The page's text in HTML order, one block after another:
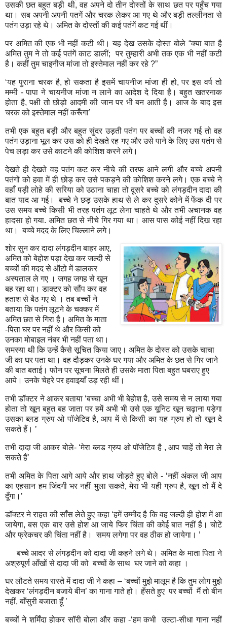
उसकी छत बहुत बड़ी थी,वह अपने दो तीन दोस्तों के साथ छत पर पहुँच गया
था। सब अपनी अपनी पतगें और चरक लेकर आ गए थे और बड़ी तल्लीनता से
पतंग उड़ा रहे थे। अमित के दोस्तों की कई पतंगें कट गई थीं।
पर अमित की एक भी नहीं कटी थी। यह देख उसके दोस्त बोले “क्या बात है
अमित तुम ने तो कई पतंगें काट डालीं;
पर तुम्हारी अभी तक एक भी नहीं कटी
है। कहीं तुम चाइनीज मांजा तो इस्तेमाल नहीं कर रहे ?”
‘यह पुराना चरक है,हो सकता है इसमें चायनीज मांजा ही हो,पर इस वर्ष तो
मम्मी - पापा ने चायनीज मांजा न लाने का आदेश दे दिया है। बहुत खतरनाक
होता है,पक्षी तो छोड़ो आदमी की जान पर भी बन आती है। आज के बाद इस
चरक को इस्तेमाल नहीं करूँगा’
तभी एक बहुत बड़ी और बहुत सुंदर उड़ती पतंग पर बच्चों की नजर गई तो वह
पतंग उड़ाना भूल कर उस को ही देखते रह गए और उसे पाने के लिए उस पतंग से
पेच लड़ा कर उसे काटने की कोशिश करने लगे।
देखते ही देखते वह पतंग कट कर नीचे की तरफ आने लगी और बच्चे अपनी
पतंगों को हवा में ही छोड़ कर उसे पकड़ने की कोशिश करने लगे। एक बच्चे ने
वहाँ पड़ी लोहे की सरिया को उठाना चाहा तो दूसरे बच्चे को लंगड़दीन दादा की
बात याद आ गई।
बच्चे ने छड़ उसके हाथ से ले कर दूसरे कोने में फेंक दी पर
उस समय बच्चे किसी भी तरह पतंग लूट लेना चाहते थे और तभी अचानक वह
हादसा हो गया. अमित छत से नीचे गिर गया था। आस पास कोई नहीं दिख रहा
था।
बच्चे मदद के लिए चिल्लाने लगे।
शोर सुन कर दादा लंगड़दीन बाहर आए,
अमित को बेहोश पड़ा देख कर जल्दी से
बच्चों की मदद से ऑटो में डालकर
अस्पताल ले गए । जगह जगह से खून
बह रहा था। डाक्टर को सौंप कर वह
हताश से बैठ गए थे । तब बच्चों ने
बताया कि पतंग लूटने के चक्कर में
अमित छत से गिरा है। अमित के माता
-पिता घर पर नहीं थे और किसी को
उनका मोबाइल नंबर भी नहीं पता था।
समस्या थी कि उन्हें कैसे सूचित किया जाए। अमित के दोस्त को उसके चाचा
जी का घर पता था। वह दौड़कर उनके घर गया और अमित के छत से गिर जाने
की बात बताई। फोन पर सूचना मिलते ही उसके माता पिता बहुत घबराए हुए
आये। उनके चेहरे पर हवाइयाँ उड़ रही थीं।
तभी डॉक्टर ने आकर बताया ‘बच्चा अभी भी बेहोश है,उसे समय से न लाया गया
होता तो खून बहुत बह जाता पर हमें अभी भी उसे एक यूनिट खून चढ़ाना पड़ेगा
उसका ब्लड ग्रुप ओ पॉजेटिव है,आप में से किसी का यह ग्रुप हो तो खून दे
सकते हैं। ’
तभी दादा जी आकर बोले- ‘मेरा ब्लड ग्रुप ओ पॉजेटिव है ,आप चाहें तो मेरा ले
सकते हैं’
तभी अमित के पिता आगे आये और हाथ जोड़ते हुए बोले - ‘नहीं अंकल जी आप
का एहसान हम जिंदगी भर नहीं भुला सकते,मेरा भी यही ग्रुप है,खून तो मैं दे
दूँगा।’
डॉक्टर ने राहत की साँस लेते हुए कहा ‘हमें उम्मीद है कि वह जल्दी ही होश में आ
जायेगा,बस एक बार उसे होश आ जाये फिर चिंता की कोई बात नहीं है। चोटें
और फ्रेकचर की चिंता नहीं है।
समय लगेगा पर वह ठीक हो जायेगा। ’
बच्चे आदर से लंगड़दीन को दादा जी कहने लगे थे। अमित के माता पिता ने
अश्रुपूर्ण आँखों से दादा जी को बच्चों के साथ घर जाने को कहा ।
घर लौटते समय रास्ते में दादा जी ने कहा – ‘बच्चों मुझे मालूम है कि तुम लोग मुझे
देखकर ‘लंगड़दीन बजाये बीन’ का गाना गाते हो। हँसते हुए पर बच्चों मैं तो बीन
नहीं,बाँसुरी बजाता हूँ ’
बच्चों ने शर्मिंदा होकर सॉरी बोला और कहा -‘हम कभी
उल्टा-सीधा गाना नहीं